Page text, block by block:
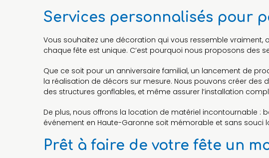
Services personnalisés pour
Vous souhaitez une décoration qui vous ressemble
chaque fête est unique. C’est pourquoi nous proposons des
Que ce soit pour un anniversaire familial, un lancement de
la réalisation de décors sur mesure. Nous pouvons créer
des structures gonflables, et même assurer l’installation
De plus, nous offrons la location de matériel incontournable :
événement en Haute-Garonne soit mémorable et sans souci
Prêt à faire de votre fête un